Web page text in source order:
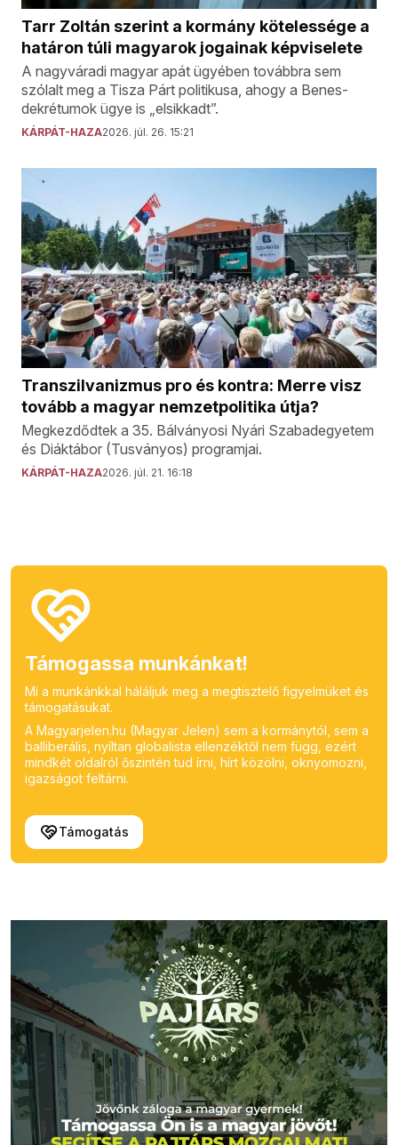
Tarr Zoltán szerint a kormány kötelessége a
határon túli magyarok jogainak képviselete
A nagyváradi magyar apát ügyében továbbra sem
szólalt meg a Tisza Párt politikusa, ahogy a Benes-
dekrétumok ügye is „elsikkadt”.
KÁRPÁT-HAZA2026. júl. 26. 15:21
Transzilvanizmus pro és kontra: Merre visz
tovább a magyar nemzetpolitika útja?
Megkezdődtek a 35. Bálványosi Nyári Szabadegyetem
és Diáktábor (Tusványos) programjai.
KÁRPÁT-HAZA2026. júl. 21. 16:18
Támogassa munkánkat!
Mi a munkánkkal háláljuk meg a megtisztelő figyelmüket és
támogatásukat.
A Magyarjelen.hu (Magyar Jelen) sem a kormánytól, sem a
balliberális, nyíltan globalista ellenzéktől nem függ, ezért
mindkét oldalról őszintén tud írni, hírt közölni, oknyomozni,
igazságot feltárni.
Támogatás